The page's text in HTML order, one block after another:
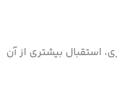
استقبال بیشتری از آن